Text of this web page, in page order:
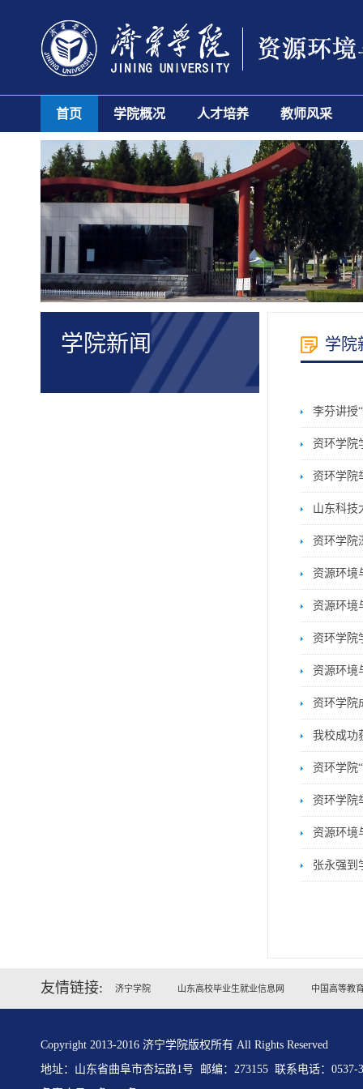
首页 学院概况 人才培养 教师风采
学院新闻 学院
李芬讲授
资环学院
资环学院
山东科技
资环学院
资源环境
资源环境
资环学院
资源环境
资环学院
我校成功
资环学院
资环学院
资源环境
张永强到
友情链接: 济宁学院 山东高校毕业生就业信息网 中国高等教
Copyright 2013-2016 济宁学院版权所有 All Rights Reserved
地址：山东省曲阜市杏坛路1号 邮编：273155 联系电话：0537-